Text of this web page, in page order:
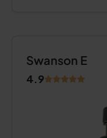
Swanson E
4.9